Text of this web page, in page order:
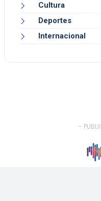
Cultura
Deportes
Internacional
-